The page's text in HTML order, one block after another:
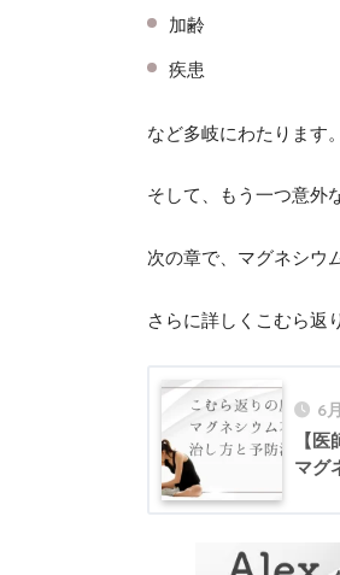
加齢
疾患
など多岐にわたります。
そして、もう一つ意外
次の章で、マグネシウ
さらに詳しくこむら返
6
【
マグ